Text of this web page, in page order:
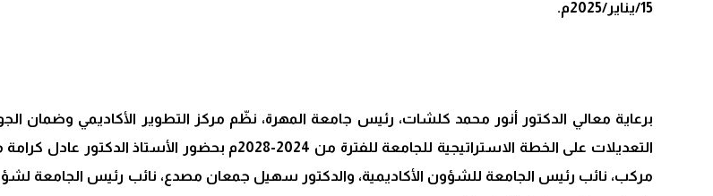
15/يناير/2025م.
برعاية معالي الدكتور أنور محمد كلشات، رئيس جامعة المهرة، نظّم مركز التطوير الأكاديمي وضمان
التعديلات على الخطة الاستراتيجية للجامعة للفترة من
مركب، نائب رئيس الجامعة للشؤون الأكاديمية، والدكتور سهيل جمعان مصدع، نائب رئيس الجامعة